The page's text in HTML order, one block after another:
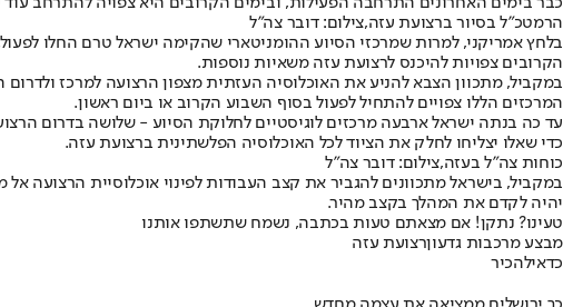
הרמטכ"ל בסיור ברצועת עזה,צילום: דובר צה"ל
הקרובים צפויות להיכנס לרצועת עזה משאיות נוספות.
במקביל, מתכוון הצבא להניע את האוכלוסיה העזתית מצפון הרצועה למרכז
המרכזים הללו צפויים להתחיל לפעול בסוף השבוע הקרוב או ביום ראשון.
כדי שאלו יצליחו לחלק את הציוד לכל האוכלוסיה הפלשתינית ברצועת עזה.
כוחות צה"ל בעזה,צילום: דובר צה"ל
במקביל, בישראל מתכוונים להגביר את קצב העבודות לפינוי אוכלוסיית הרצועה
יהיה לקדם את המהלך בקצב מהיר.
טעינו? נתקן! אם מצאתם טעות בכתבה, נשמח שתשתפו אותנו
מבצע מרכבות גדעוןרצועת עזה
כדאילהכיר